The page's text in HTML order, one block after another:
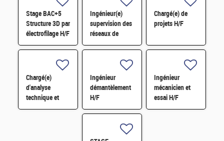
Stage BAC+5
Structure 3D par
électrofilage H/F
Ingénieur(e)
supervision des
réseaux de
surveillance H/F
Chargé(e) de
projets H/F
Chargé(e)
d'analyse
technique et
financière des
Ingénieur
démantèlement
H/F
Ingénieur
mécanicien et
essai H/F